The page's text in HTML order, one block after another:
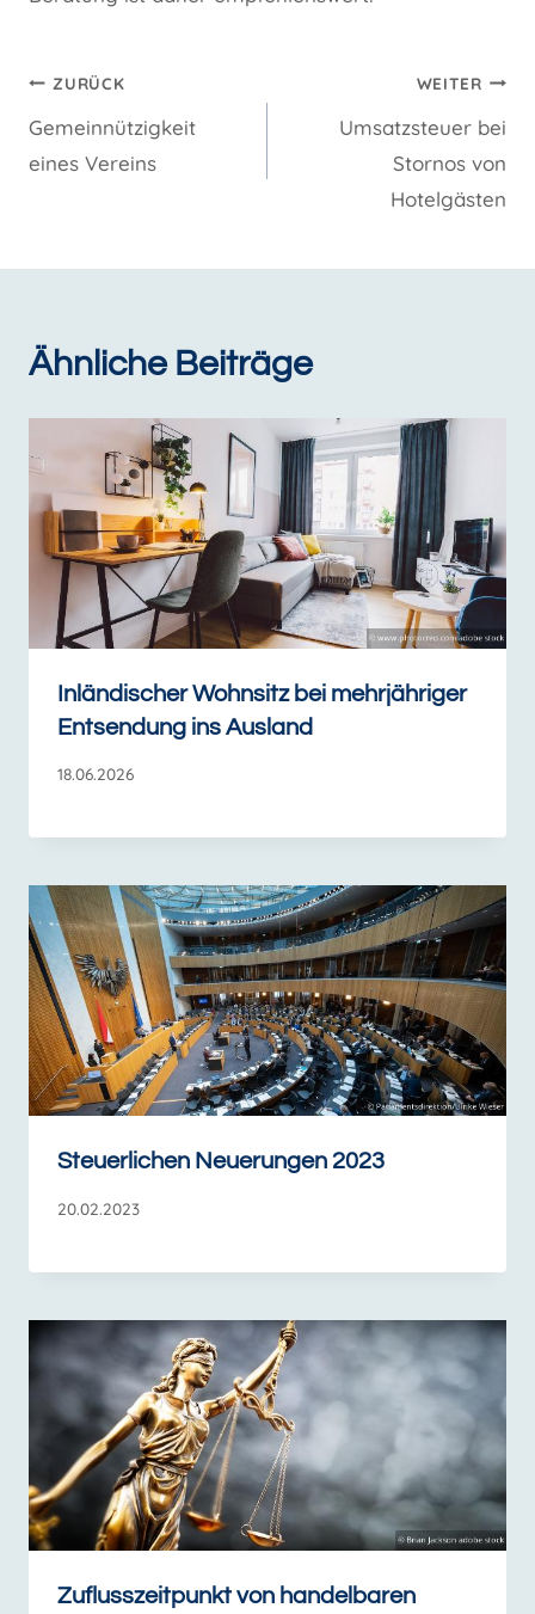
Beitragsnavigation
ZURÜCK
Gemeinnützigkeit
eines Vereins
WEITER
Umsatzsteuer bei
Stornos von
Hotelgästen
Ähnliche Beiträge
Inländischer Wohnsitz bei mehrjähriger
Entsendung ins Ausland
18.06.2026
Steuerlichen Neuerungen 2023
20.02.2023
Zuflusszeitpunkt von handelbaren